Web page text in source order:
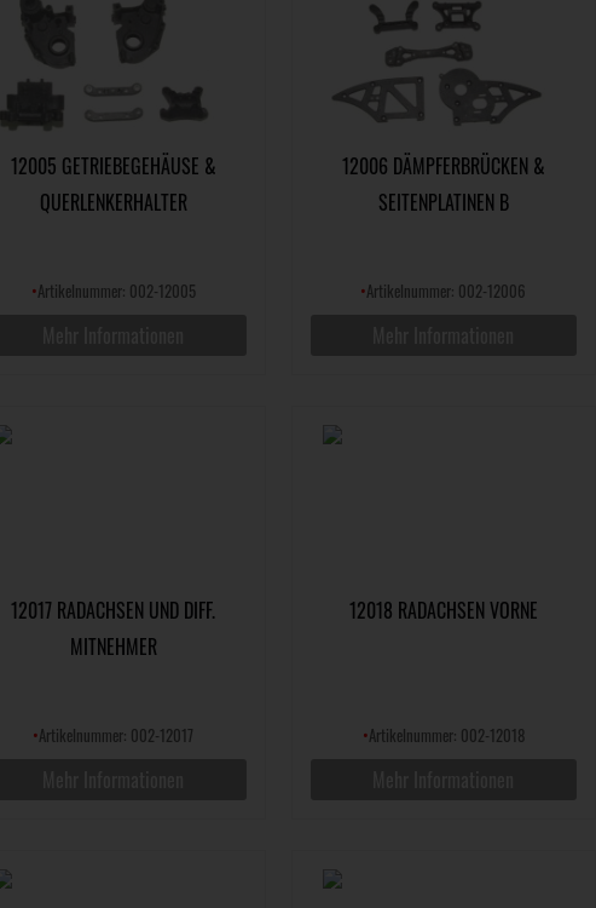
12005 GETRIEBEGEHÄUSE &
QUERLENKERHALTER
•Artikelnummer: 002-12005
12006 DÄMPFERBRÜCKEN &
SEITENPLATINEN B
•Artikelnummer: 002-12006
12017 RADACHSEN UND DIFF.
MITNEHMER
•Artikelnummer: 002-12017
12018 RADACHSEN VORNE
•Artikelnummer: 002-12018